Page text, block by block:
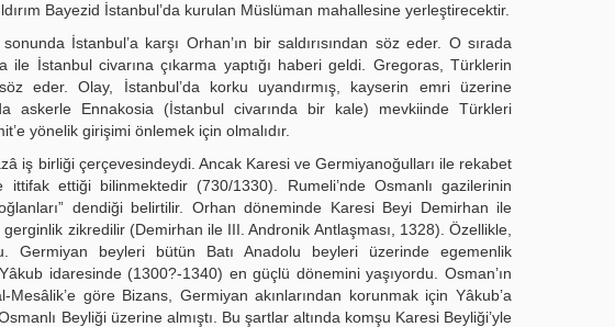
Bayezid İstanbul’da kurulan Müslüman mahallesine yerleştirecektir.
İstanbul’a karşı Orhan’ın bir saldırısından söz eder. O sırada
ile İstanbul civarına çıkarma yaptığı haberi geldi. Gregoras, Türklerin
eder. Olay, İstanbul’da korku uyandırmış, kayserin emri üzerine
askerle Ennakosia (İstanbul civarında bir kale) mevkiinde Türkleri
yönelik girişimi önlemek için olmalıdır.
iş birliği çerçevesindeydi. Ancak Karesi ve Germiyanoğulları ile rekabet
ittifak ettiği bilinmektedir (730/1330). Rumeli’nde Osmanlı gazilerinin
dendiği belirtilir. Orhan döneminde Karesi Beyi Demirhan ile
zikredilir (Demirhan ile III. Andronik Antlaşması, 1328). Özellikle,
Germiyan beyleri bütün Batı Anadolu beyleri üzerinde egemenlik
idaresinde (1300?-1340) en güçlü dönemini yaşıyordu. Osman’ın
göre Bizans, Germiyan akınlarından korunmak için Yâkub’a
Beyliği üzerine almıştı. Bu şartlar altında komşu Karesi Beyliği’yle